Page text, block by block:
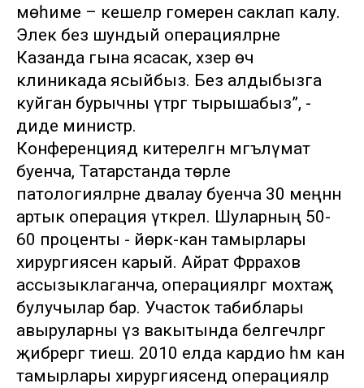
мөһиме – кешеләр гомерен саклап калу.
Элек без шундый операцияләрне
Казанда гына ясасак, хәзер өч
клиникада ясыйбыз. Без алдыбызга
куйган бурычны үтәргә тырышабыз”, -
диде министр.
Конференциядә китерелгән мәгълүмат
буенча, Татарстанда төрле
патологияләрне дәвалау буенча 30 меңнән
артык операция үткәрелә. Шуларның 50-
60 проценты - йөрәк-кан тамырлары
хирургиясенә карый. Айрат Фәррахов
ассызыклаганча, операцияләргә мохтаҗ
булучылар бар. Участок табиблары
авыруларны үз вакытында белгечләргә
җибәрергә тиеш. 2010 елда кардио һәм кан
тамырлары хирургиясендә операцияләр